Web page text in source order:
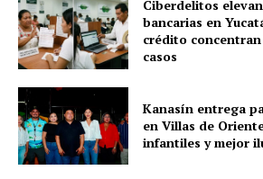
Ciberdelitos
bancarias en
crédito
casos
Kanasín entrega
en Villas de
infantiles y mejor